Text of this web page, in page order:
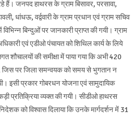
हैं। जनपद हाथरस के ग्राम बिसावर, परसावा,
धांधऊ, वर्द्ववारी के ग्राम प्रधान एवं ग्राम सचिव
बिन्दुओं पर जानकारी प्राप्त की गयी। ग्राम
एवं एडीओ पंचायत को शिथिल कार्य के लिये
शौचालयों की समीक्षा में पाया गया कि अभी 420
है, जिस पर जिला समन्वयक को समय से भुगतान न
इसी प्रकार गोबरधन योजना एवं सामुदायिक
प्रतिक्रिया व्यक्त की गयी। सीडीओ हाथरस
को विश्वास दिलाया कि उनके मार्गदर्शन में 31